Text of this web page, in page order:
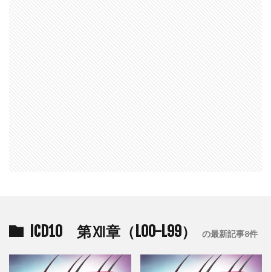
ICD10 第Ⅻ章（L00-L99） の最新記事8件